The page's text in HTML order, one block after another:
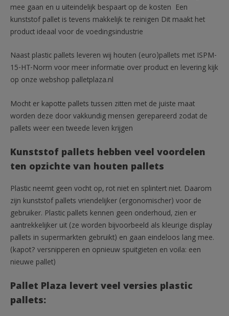
mee gaan en u uiteindelijk bespaart op de kosten Een
kunststof pallet is tevens makkelijk te reinigen Dit maakt het
product ideaal voor de voedingsindustrie
Naast plastic pallets leveren wij houten (euro)pallets met ISPM-
15-HT-Norm voor meer informatie over product en levering kijk
op onze webshop palletplaza.nl
Mocht er kapotte pallets tussen zitten met de juiste maat
worden deze door vakkundig mensen gerepareerd zodat de
pallets weer een tweede leven krijgen
Kunststof pallets hebben veel voordelen
ten opzichte van houten pallets
Plastic neemt geen vocht op, rot niet en splintert niet. Daarom
zijn kunststof pallets vriendelijker (ergonomischer) voor de
gebruiker. Plastic pallets kennen geen onderhoud, zien er
aantrekkelijker uit (ze worden bijvoorbeeld als kleurige display
pallets in supermarkten gebruikt) en gaan eindeloos lang mee.
(kapot? versnipperen en opnieuw spuitgieten en voila: een
nieuwe pallet)
Pallet Plaza levert veel versies plastic
pallets: